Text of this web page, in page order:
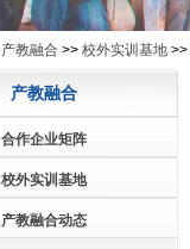
产教融合 >> 校外实训基地 >>
产教融合
合作企业矩阵
校外实训基地
产教融合动态